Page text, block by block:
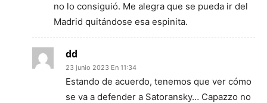
no lo consiguió. Me alegra que se pueda ir del
Madrid quitándose esa espinita.
dd
23 junio 2023 En 11:34
Estando de acuerdo, tenemos que ver cómo
se va a defender a Satoransky… Capazzo no